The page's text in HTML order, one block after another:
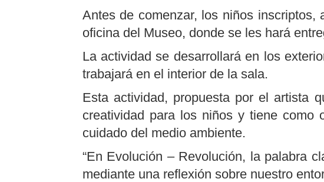
Antes de comenzar, los niños inscriptos,
oficina del Museo, donde se les hará
La actividad se desarrollará en los
trabajará en el interior de la sala.
Esta actividad, propuesta por el artista
creatividad para los niños y tiene como
cuidado del medio ambiente.
“En Evolución – Revolución, la palabra
mediante una reflexión sobre nuestro